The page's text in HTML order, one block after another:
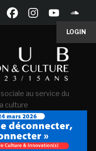
LOGIN
au service du
culture